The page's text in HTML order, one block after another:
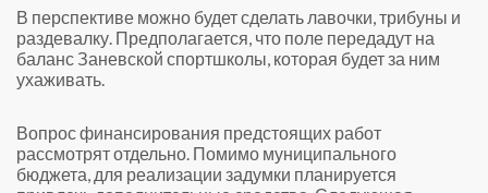
В перспективе можно будет сделать лавочки, трибуны и
раздевалку. Предполагается, что поле передадут на
баланс Заневской спортшколы, которая будет за ним
ухаживать.
Вопрос финансирования предстоящих работ
рассмотрят отдельно. Помимо муниципального
бюджета, для реализации задумки планируется